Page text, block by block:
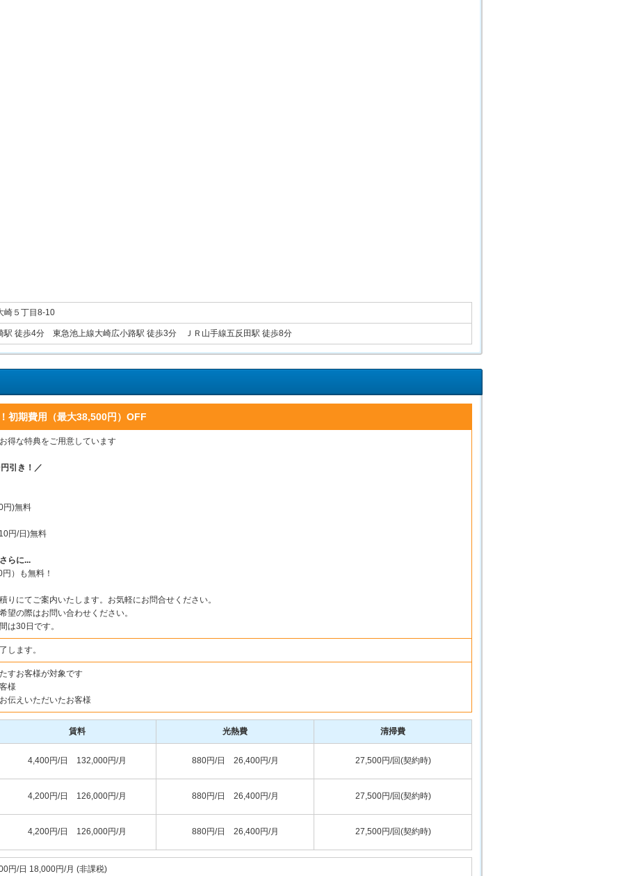
崎５丁目8-10
駅 徒歩4分 東急池上線大崎広小路駅 徒歩3分 ＪＲ山手線五反田駅 徒歩8分
初期費用（最大38,500円）OFF
得な特典をご用意しています
引き！／
円)無料
円/日)無料
らに...
）も無料！
りにてご案内いたします。お気軽にお問合せください。
望の際はお問い合わせください。
は30日です。
します。
すお客様が対象です
様
伝えいただいたお客様
賃料 光熱費 清掃費
4,400円/日 132,000円/月 880円/日 26,400円/月 27,500円/回(契約時)
4,200円/日 126,000円/月 880円/日 26,400円/月 27,500円/回(契約時)
4,200円/日 126,000円/月 880円/日 26,400円/月 27,500円/回(契約時)
円/日 18,000円/月 (非課税)